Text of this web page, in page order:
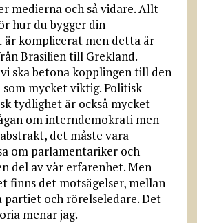
medierna och så vidare. Allt
hur du bygger din
är komplicerat men detta är
Brasilien till Grekland.
ska betona kopplingen till den
mycket viktig. Politisk
tydlighet är också mycket
om interndemokrati men
det måste vara
om parlamentariker och
del av vår erfarenhet. Men
finns det motsägelser, mellan
partiet och rörelseledare. Det
menar jag.